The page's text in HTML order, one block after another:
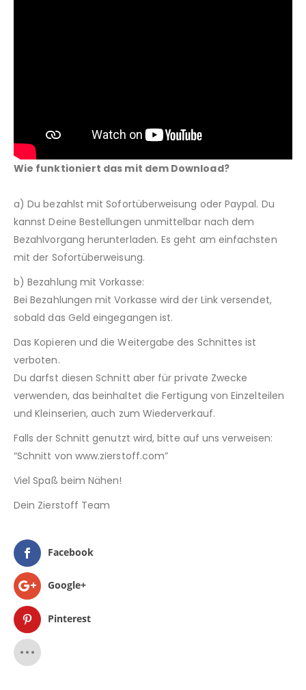
Wie funktioniert das mit dem Download?
a) Du bezahlst mit Sofortüberweisung oder Paypal. Du
kannst Deine Bestellungen unmittelbar nach dem
Bezahlvorgang herunterladen. Es geht am einfachsten
mit der Sofortüberweisung.
b) Bezahlung mit Vorkasse:
Bei Bezahlungen mit Vorkasse wird der Link versendet,
sobald das Geld eingegangen ist.
Das Kopieren und die Weitergabe des Schnittes ist
verboten.
Du darfst diesen Schnitt aber für private Zwecke
verwenden, das beinhaltet die Fertigung von Einzelteilen
und Kleinserien, auch zum Wiederverkauf.
Falls der Schnitt genutzt wird, bitte auf uns verweisen:
“Schnitt von www.zierstoff.com”
Viel Spaß beim Nähen!
Dein Zierstoff Team
Facebook
Google+
Pinterest